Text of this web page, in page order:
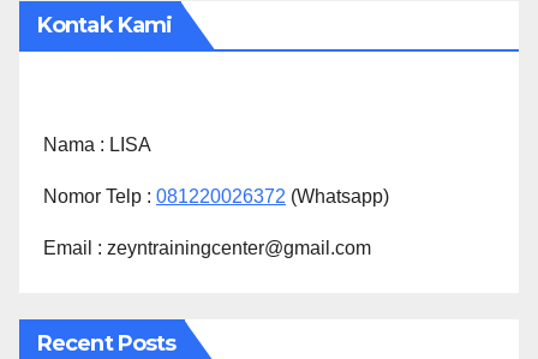
Kontak Kami
Nama : LISA
Nomor Telp : 081220026372 (Whatsapp)
Email : zeyntrainingcenter@gmail.com
Recent Posts